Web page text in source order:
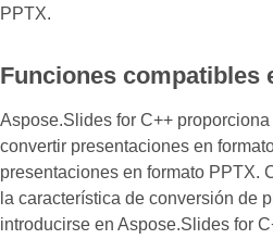
PPTX.
Funciones compatibles
Aspose.Slides for C++
convertir presentaciones en
presentaciones en formato PPTX.
la característica de conversión de
introducirse en Aspose.Slides for